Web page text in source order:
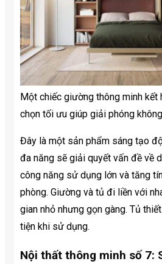
Một chiếc giường thông minh kết
chọn tối ưu giúp giải phóng
Đây là một sản phẩm sáng tạo
đa năng sẽ giải quyết vấn đề về
công năng sử dụng lớn và tăng
phòng. Giường và tủ đi liền với
gian nhỏ nhưng gọn gàng. Tủ
tiện khi sử dụng.
Nội thất thông minh số 7: